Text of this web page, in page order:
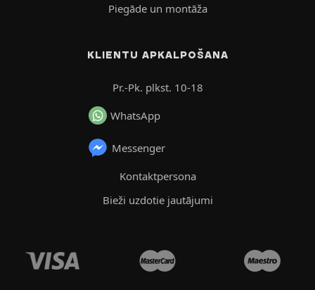
Piegāde un montāža
KLIENTU APKALPOŠANA
Pr.-Pk. plkst. 10-18
WhatsApp
Messenger
Kontaktpersona
Bieži uzdotie jautājumi